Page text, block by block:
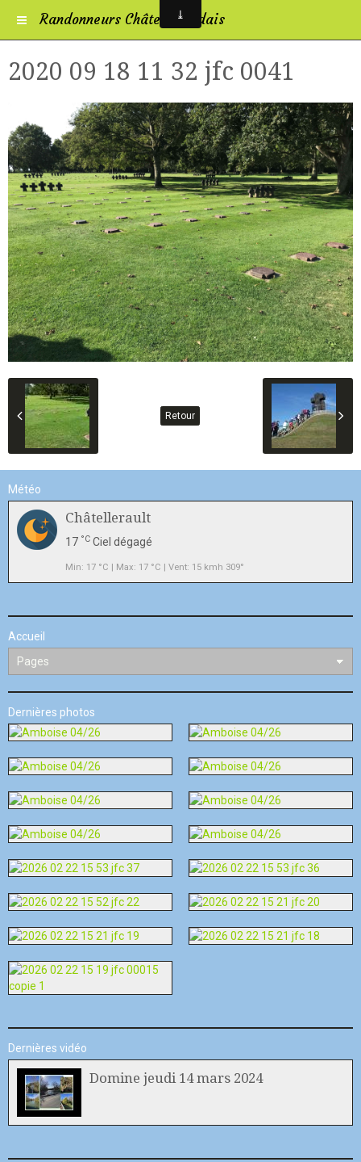
Randonneurs Châtelleraudais
2020 09 18 11 32 jfc 0041
Retour
Météo
Châtellerault
17 °C Ciel dégagé
Min: 17 °C | Max: 17 °C | Vent: 15 kmh 309°
Accueil
Dernières photos
Dernières vidéo
Domine jeudi 14 mars 2024